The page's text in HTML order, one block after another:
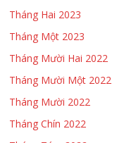
Tháng Hai 2023
Tháng Một 2023
Tháng Mười Hai 2022
Tháng Mười Một 2022
Tháng Mười 2022
Tháng Chín 2022